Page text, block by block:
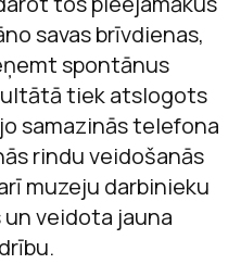
savas brīvdienas,
spontānus
tiek atslogots
samazinās telefona
rindu veidošanās
muzeju darbinieku
veidota jauna